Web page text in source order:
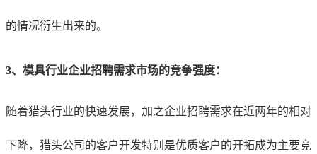
的情况衍生出来的。
3、 模具行业企业招聘需求市场的竞争强度：
随着猎头行业的快速发展，加之企业招聘需求在近两年的相对
下降，猎头公司的客户开发特别是优质客户的开拓成为主要竞